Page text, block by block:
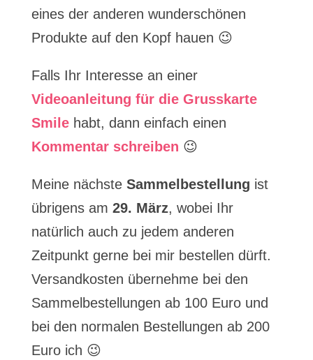
eines der anderen wunderschönen
Produkte auf den Kopf hauen 😉
Falls Ihr Interesse an einer
Videoanleitung für die Grusskarte
Smilehabt, dann einfach einen
Kommentar schreiben 😉
Meine nächste Sammelbestellung ist
übrigens am 29. März, wobei Ihr
natürlich auch zu jedem anderen
Zeitpunkt gerne bei mir bestellen dürft.
Versandkosten übernehme bei den
Sammelbestellungen ab 100 Euro und
bei den normalen Bestellungen ab 200
Euro ich 😉